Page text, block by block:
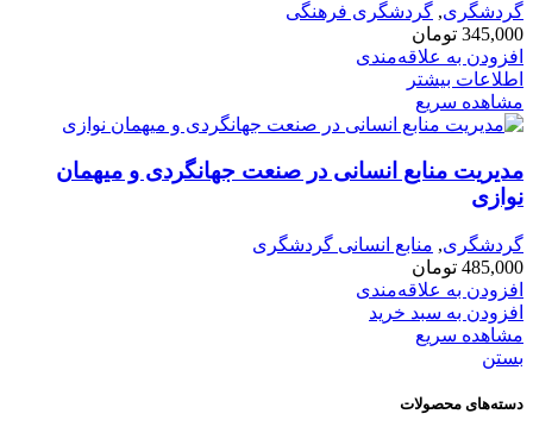
گردشگری, گردشگری فرهنگی
345,000 تومان
افزودن به علاقه‌مندی
اطلاعات بیشتر
مشاهده سریع
مدیریت منابع انسانی در صنعت جهانگردی و میهمان
نوازی
گردشگری, منابع انسانی گردشگری
485,000 تومان
افزودن به علاقه‌مندی
افزودن به سبد خرید
مشاهده سریع
بستن
دسته‌های محصولات